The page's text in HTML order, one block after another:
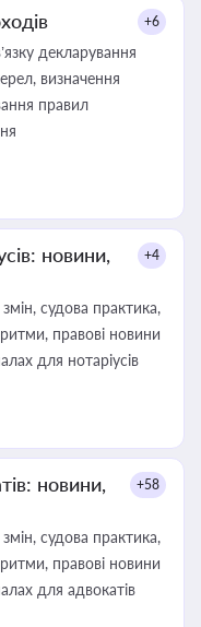
+6
декларування
визначення
правил
новини,
+4
судова практика,
правові новини
для нотаріусів
новини,
+58
судова практика,
правові новини
для адвокатів